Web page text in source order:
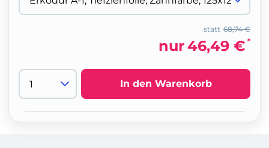
68,74 €
statt
nur46,49 € *
In den Warenkorb